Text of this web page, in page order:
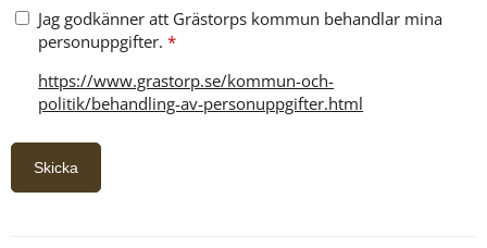
Jag godkänner att Grästorps kommun behandlar mina
personuppgifter.*
https://www.grastorp.se/kommun-och-
politik/behandling-av-personuppgifter.html